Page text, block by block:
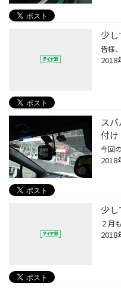
少し
2018
ス
付け
2018
少し
2018